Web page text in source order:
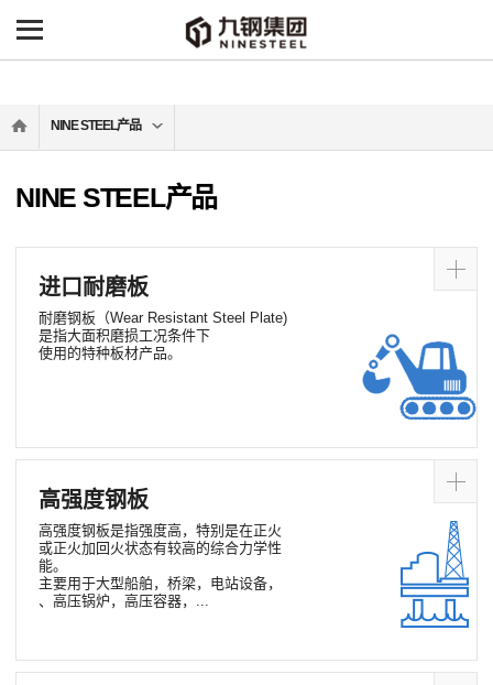
-->
NINE STEEL产品
NINE STEEL产品
进口耐磨板
耐磨钢板（Wear Resistant Steel Plate)
是指大面积磨损工况条件下
使用的特种板材产品。
高强度钢板
高强度钢板是指强度高，特别是在正火
或正火加回火状态有较高的综合力学性
能。
主要用于大型船舶，桥梁，电站设备，
、高压锅炉，高压容器，...